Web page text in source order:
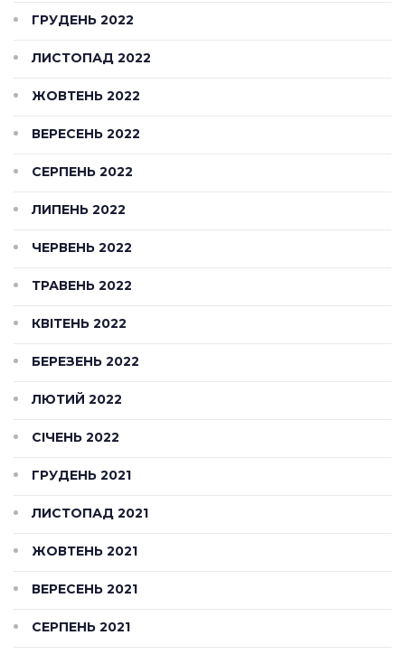
ГРУДЕНЬ 2022
ЛИСТОПАД 2022
ЖОВТЕНЬ 2022
ВЕРЕСЕНЬ 2022
СЕРПЕНЬ 2022
ЛИПЕНЬ 2022
ЧЕРВЕНЬ 2022
ТРАВЕНЬ 2022
КВІТЕНЬ 2022
БЕРЕЗЕНЬ 2022
ЛЮТИЙ 2022
СІЧЕНЬ 2022
ГРУДЕНЬ 2021
ЛИСТОПАД 2021
ЖОВТЕНЬ 2021
ВЕРЕСЕНЬ 2021
СЕРПЕНЬ 2021